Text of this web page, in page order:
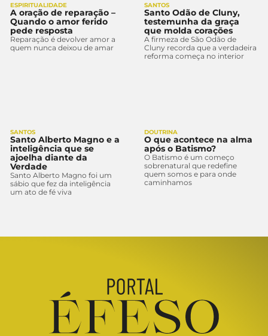
ESPIRITUALIDADE
A oração de reparação –
Quando o amor ferido
pede resposta
Reparação é devolver amor a
quem nunca deixou de amar
SANTOS
Santo Odão de Cluny,
testemunha da graça
que molda corações
A firmeza de São Odão de
Cluny recorda que a verdadeira
reforma começa no interior
SANTOS
Santo Alberto Magno e a
inteligência que se
ajoelha diante da
Verdade
Santo Alberto Magno foi um
sábio que fez da inteligência
um ato de fé viva
DOUTRINA
O que acontece na alma
após o Batismo?
O Batismo é um começo
sobrenatural que redefine
quem somos e para onde
caminhamos